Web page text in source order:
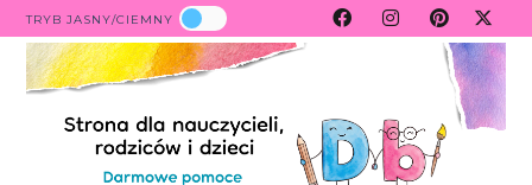
TRYB JASNY/CIEMNY